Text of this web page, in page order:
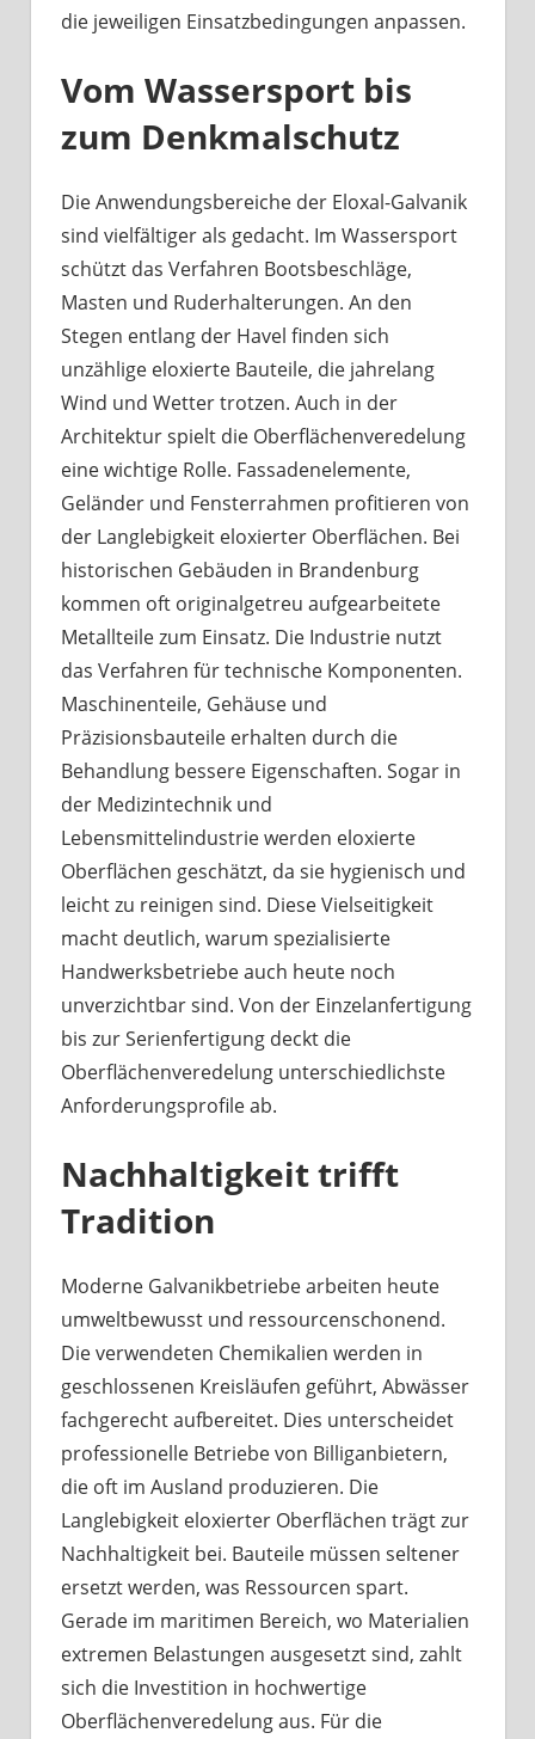
die jeweiligen Einsatzbedingungen anpassen.
Vom Wassersport bis
zum Denkmalschutz
Die Anwendungsbereiche der Eloxal-Galvanik
sind vielfältiger als gedacht. Im Wassersport
schützt das Verfahren Bootsbeschläge,
Masten und Ruderhalterungen. An den
Stegen entlang der Havel finden sich
unzählige eloxierte Bauteile, die jahrelang
Wind und Wetter trotzen. Auch in der
Architektur spielt die Oberflächenveredelung
eine wichtige Rolle. Fassadenelemente,
Geländer und Fensterrahmen profitieren von
der Langlebigkeit eloxierter Oberflächen. Bei
historischen Gebäuden in Brandenburg
kommen oft originalgetreu aufgearbeitete
Metallteile zum Einsatz. Die Industrie nutzt
das Verfahren für technische Komponenten.
Maschinenteile, Gehäuse und
Präzisionsbauteile erhalten durch die
Behandlung bessere Eigenschaften. Sogar in
der Medizintechnik und
Lebensmittelindustrie werden eloxierte
Oberflächen geschätzt, da sie hygienisch und
leicht zu reinigen sind. Diese Vielseitigkeit
macht deutlich, warum spezialisierte
Handwerksbetriebe auch heute noch
unverzichtbar sind. Von der Einzelanfertigung
bis zur Serienfertigung deckt die
Oberflächenveredelung unterschiedlichste
Anforderungsprofile ab.
Nachhaltigkeit trifft
Tradition
Moderne Galvanikbetriebe arbeiten heute
umweltbewusst und ressourcenschonend.
Die verwendeten Chemikalien werden in
geschlossenen Kreisläufen geführt, Abwässer
fachgerecht aufbereitet. Dies unterscheidet
professionelle Betriebe von Billiganbietern,
die oft im Ausland produzieren. Die
Langlebigkeit eloxierter Oberflächen trägt zur
Nachhaltigkeit bei. Bauteile müssen seltener
ersetzt werden, was Ressourcen spart.
Gerade im maritimen Bereich, wo Materialien
extremen Belastungen ausgesetzt sind, zahlt
sich die Investition in hochwertige
Oberflächenveredelung aus. Für die